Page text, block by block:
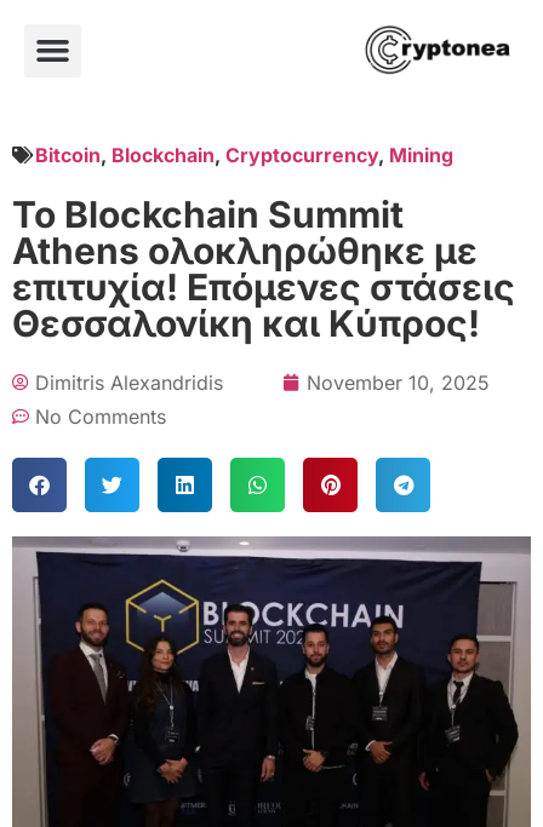
Bitcoin, Blockchain, Cryptocurrency, Mining
Το Blockchain Summit
Athens ολοκληρώθηκε με
επιτυχία! Επόμενες στάσεις
Θεσσαλονίκη και Κύπρος!
Dimitris Alexandridis
November 10, 2025
No Comments